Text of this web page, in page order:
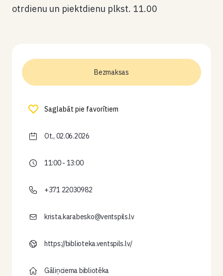
otrdienu un piektdienu plkst. 11.00
Bezmaksas
Saglabāt pie favorītiem
Ot., 02.06.2026
11:00 - 13:00
+371 22030982
krista.karabesko@ventspils.lv
https://biblioteka.ventspils.lv/
Gāliņciema bibliotēka